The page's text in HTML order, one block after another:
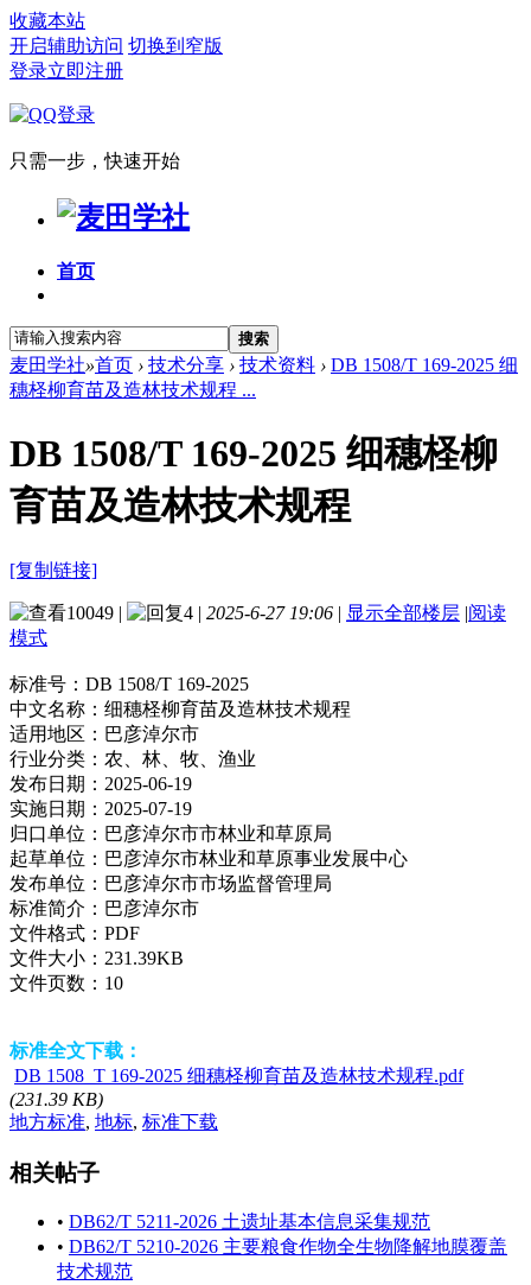
收藏本站
开启辅助访问 切换到窄版
登录立即注册
只需一步，快速开始
首页
搜索
麦田学社»首页 › 技术分享 › 技术资料 › DB 1508/T 169-2025 细
穗柽柳育苗及造林技术规程 ...
DB 1508/T 169-2025 细穗柽柳
育苗及造林技术规程
[复制链接]
10049 | 4 | 2025-6-27 19:06 | 显示全部楼层 |阅读
模式
标准号： DB 1508/T 169-2025
中文名称： 细穗柽柳育苗及造林技术规程
适用地区： 巴彦淖尔市
行业分类： 农、林、牧、渔业
发布日期： 2025-06-19
实施日期： 2025-07-19
归口单位： 巴彦淖尔市市林业和草原局
起草单位： 巴彦淖尔市林业和草原事业发展中心
发布单位： 巴彦淖尔市市场监督管理局
标准简介： 巴彦淖尔市
文件格式： PDF
文件大小： 231.39KB
文件页数： 10
标准全文下载：
DB 1508_T 169-2025 细穗柽柳育苗及造林技术规程.pdf
(231.39 KB)
地方标准, 地标, 标准下载
相关帖子
• DB62/T 5211-2026 土遗址基本信息采集规范
• DB62/T 5210-2026 主要粮食作物全生物降解地膜覆盖
技术规范